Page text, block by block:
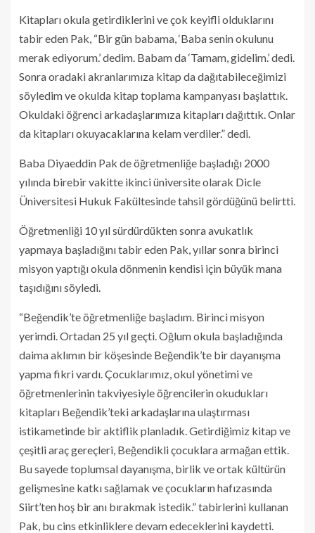
Kitapları okula getirdiklerini ve çok keyifli olduklarını
tabir eden Pak, “Bir gün babama, ‘Baba senin okulunu
merak ediyorum.’ dedim. Babam da ‘Tamam, gidelim.’ dedi.
Sonra oradaki akranlarımıza kitap da dağıtabileceğimizi
söyledim ve okulda kitap toplama kampanyası başlattık.
Okuldaki öğrenci arkadaşlarımıza kitapları dağıttık. Onlar
da kitapları okuyacaklarına kelam verdiler.” dedi.
Baba Diyaeddin Pak de öğretmenliğe başladığı 2000
yılında birebir vakitte ikinci üniversite olarak Dicle
Üniversitesi Hukuk Fakültesinde tahsil gördüğünü belirtti.
Öğretmenliği 10 yıl sürdürdükten sonra avukatlık
yapmaya başladığını tabir eden Pak, yıllar sonra birinci
misyon yaptığı okula dönmenin kendisi için büyük mana
taşıdığını söyledi.
“Beğendik’te öğretmenliğe başladım. Birinci misyon
yerimdi. Ortadan 25 yıl geçti. Oğlum okula başladığında
daima aklımın bir köşesinde Beğendik’te bir dayanışma
yapma fikri vardı. Çocuklarımız, okul yönetimi ve
öğretmenlerinin takviyesiyle öğrencilerin okudukları
kitapları Beğendik’teki arkadaşlarına ulaştırması
istikametinde bir aktiflik planladık. Getirdiğimiz kitap ve
çeşitli araç gereçleri, Beğendikli çocuklara armağan ettik.
Bu sayede toplumsal dayanışma, birlik ve ortak kültürün
gelişmesine katkı sağlamak ve çocukların hafızasında
Siirt’ten hoş bir anı bırakmak istedik.” tabirlerini kullanan
Pak, bu cins etkinliklere devam edeceklerini kaydetti.